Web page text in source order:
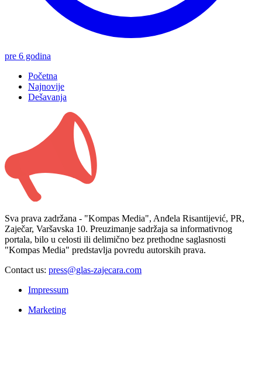
pre 6 godina
Početna
Najnovije
Dešavanja
Sva prava zadržana - "Kompas Media", Anđela Risantijević, PR,
Zaječar, Varšavska 10. Preuzimanje sadržaja sa informativnog
portala, bilo u celosti ili delimično bez prethodne saglasnosti
"Kompas Media" predstavlja povredu autorskih prava.
Contact us: press@glas-zajecara.com
Impressum
Marketing